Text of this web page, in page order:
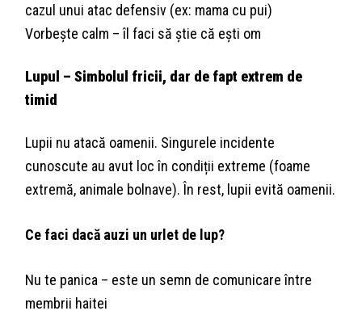
cazul unui atac defensiv (ex: mama cu pui)
Vorbește calm – îl faci să știe că ești om
Lupul – Simbolul fricii, dar de fapt extrem de
timid
Lupii nu atacă oamenii. Singurele incidente
cunoscute au avut loc în condiții extreme (foame
extremă, animale bolnave). În rest, lupii evită oamenii.
Ce faci dacă auzi un urlet de lup?
Nu te panica – este un semn de comunicare între
membrii haitei